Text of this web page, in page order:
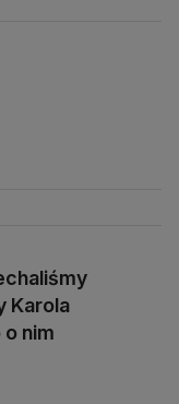
Karola
nim